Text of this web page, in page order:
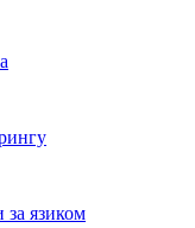
за язиком